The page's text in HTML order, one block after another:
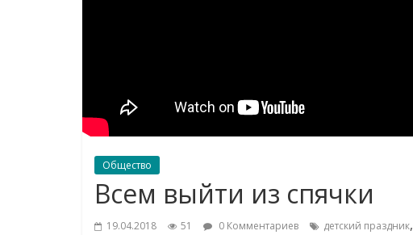
Общество
Всем выйти из спячки
19.04.2018 51 0 Комментариев детский праздник,